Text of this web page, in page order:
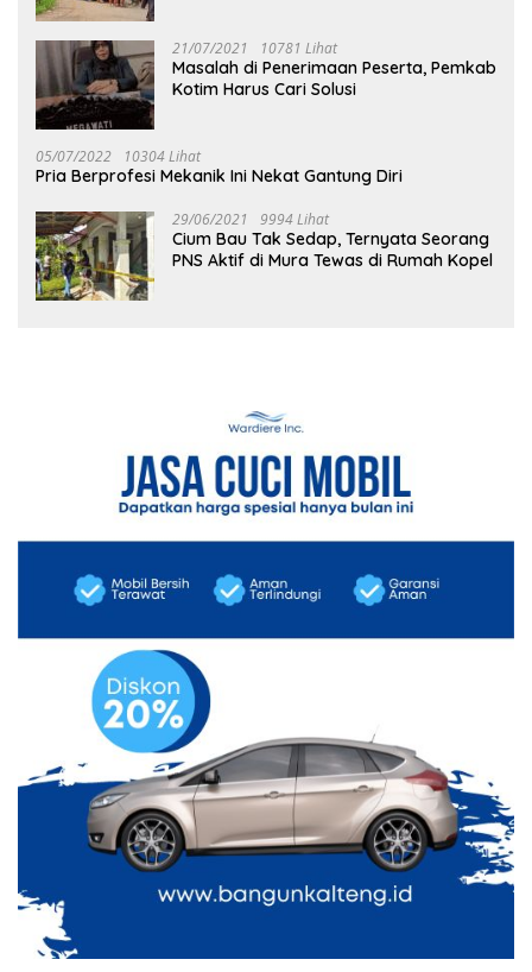
21/07/2021 10781 Lihat
Masalah di Penerimaan Peserta, Pemkab
Kotim Harus Cari Solusi
05/07/2022 10304 Lihat
Pria Berprofesi Mekanik Ini Nekat Gantung Diri
29/06/2021 9994 Lihat
Cium Bau Tak Sedap, Ternyata Seorang
PNS Aktif di Mura Tewas di Rumah Kopel